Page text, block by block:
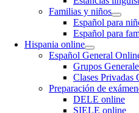
Familias y niños
Español para
Español para
Hispania online
Español General
Grupos
Clases Privadas
Preparación de
DELE online
SIELE online